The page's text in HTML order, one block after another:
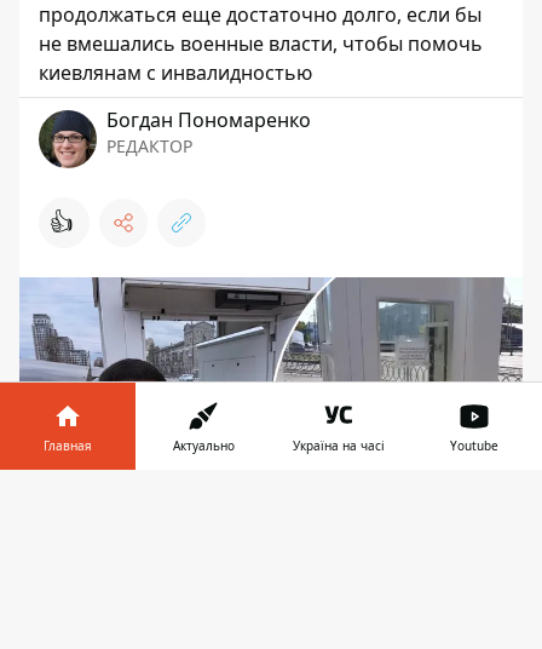
продолжаться еще достаточно долго, если бы
не вмешались военные власти, чтобы помочь
киевлянам с инвалидностью
Богдан Пономаренко
РЕДАКТОР
👍
Главная Актуально Україна на часі Youtube